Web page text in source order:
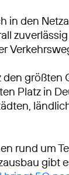
in den
den größten
Platz in
rund um
gibt